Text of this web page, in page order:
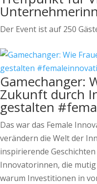
Der Event ist auf 250
Gamechanger:
Zukunft durch
gestalten
Das war das Female
verändern die Welt der
inspirierende
Innovatorinnen, die
warum Investitionen in